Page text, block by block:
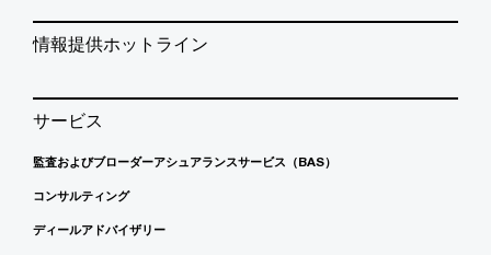
情報提供ホットライン
サービス
監査およびブローダーアシュアランスサービス（BAS）
コンサルティング
ディールアドバイザリー